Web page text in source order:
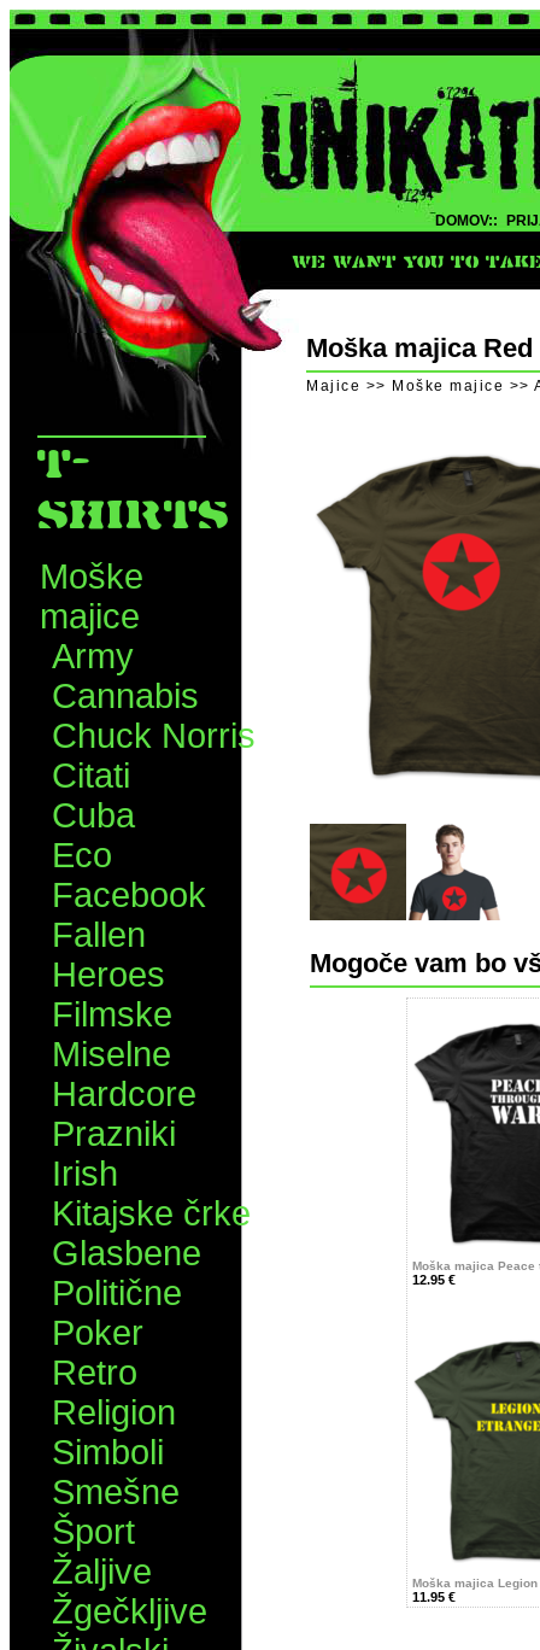
DOMOV::
WE WANT YOU TO
T-
SHIRTS
Moške
majice
Army
Cannabis
Chuck Norris
Citati
Cuba
Eco
Facebook
Fallen
Heroes
Filmske
Miselne
Hardcore
Prazniki
Irish
Kitajske črke
Glasbene
Politične
Poker
Retro
Religion
Simboli
Smešne
Šport
Žaljive
Žgečkljive
Moška majica
Majice >> Moške majice >>
Mogoče vam bo
Moška majica Peace
12.95 €
Moška majica Legion
11.95 €